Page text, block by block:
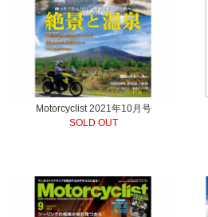
Motorcyclist 2021年10月号
SOLD OUT